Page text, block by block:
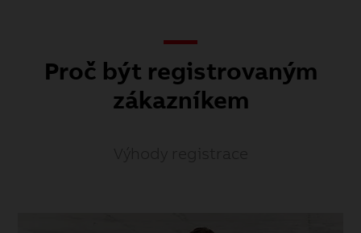
Proč být registrovaným
zákazníkem